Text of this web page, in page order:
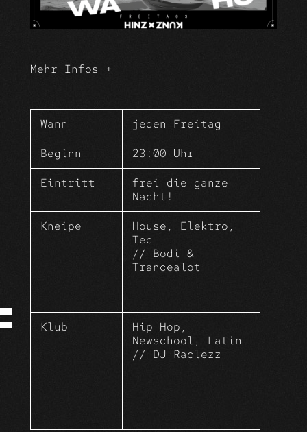
Mehr Infos +
in ein irrsinnig gutes WochenEnde
mit euch.
Wann jeden Freitag
Beginn 23:00 Uhr
Eintritt
frei die ganze
Nacht!
Kneipe
House, Elektro,
Tec
// Bodi &
Trancealot
Klub
Hip Hop,
Newschool, Latin
// DJ Raclezz